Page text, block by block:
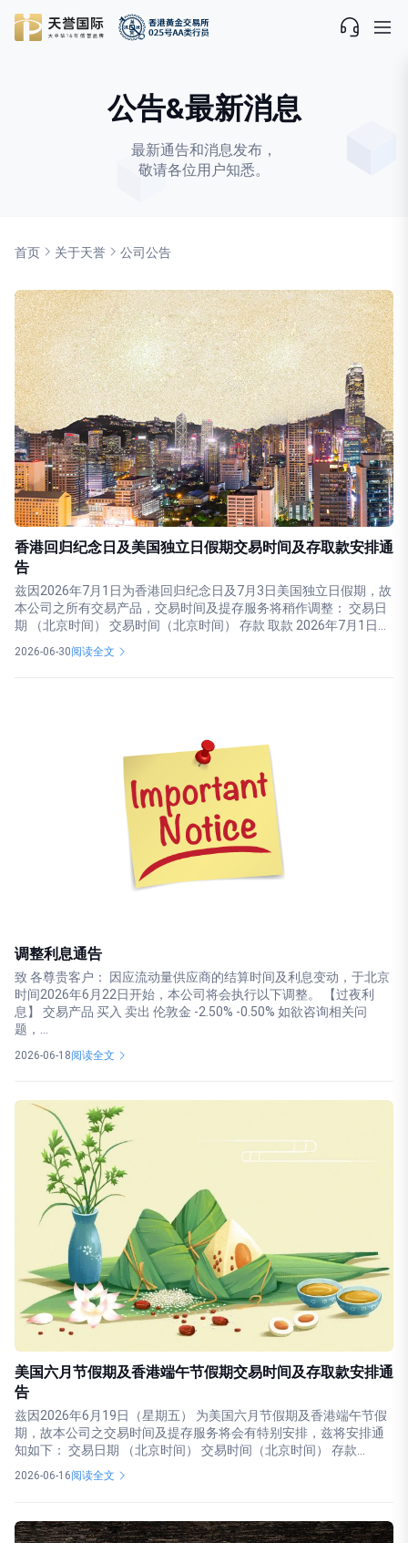
公告&最新消息
最新通告和消息发布，
敬请各位用户知悉。
首页 关于天誉 公司公告
香港回归纪念日及美国独立日假期交易时间及存取款安排通
告
兹因2026年7月1日为香港回归纪念日及7月3日美国独立日假期，故
本公司之所有交易产品，交易时间及提存服务将稍作调整： 交易日
期 （北京时间） 交易时间（北京时间） 存款 取款 2026年7月1日...
2026-06-30阅读全文
调整利息通告
致 各尊贵客户： 因应流动量供应商的结算时间及利息变动，于北京
时间2026年6月22日开始，本公司将会执行以下调整。 【过夜利
息】 交易产品 买入 卖出 伦敦金 -2.50% -0.50% 如欲咨询相关问
题，...
2026-06-18阅读全文
美国六月节假期及香港端午节假期交易时间及存取款安排通
告
兹因2026年6月19日（星期五） 为美国六月节假期及香港端午节假
期，故本公司之交易时间及提存服务将会有特别安排，兹将安排通
知如下： 交易日期 （北京时间） 交易时间（北京时间） 存款...
2026-06-16阅读全文